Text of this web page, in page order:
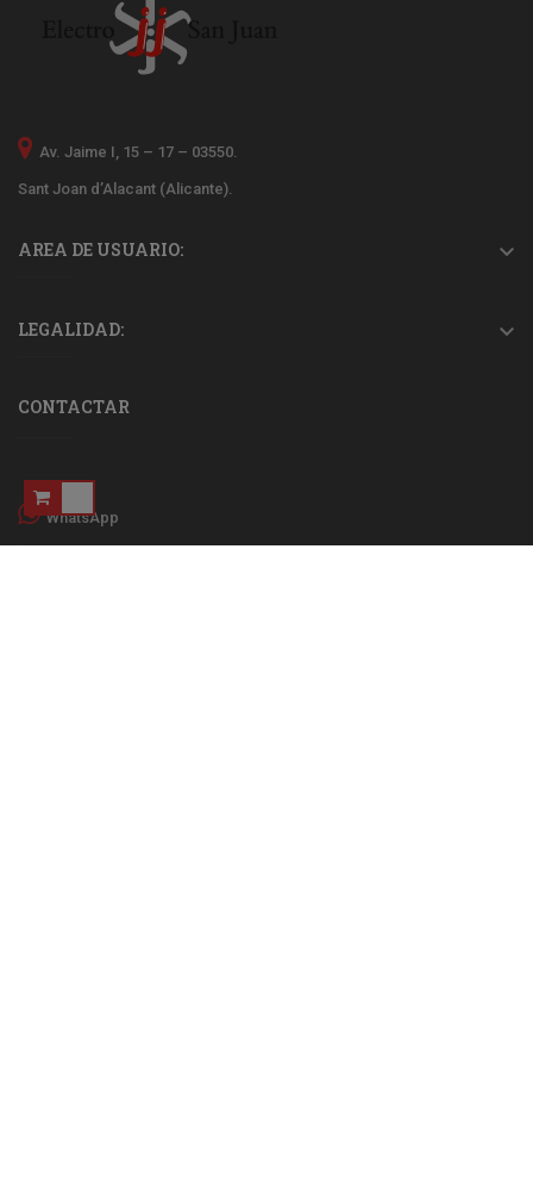
Av. Jaime I, 15 – 17 – 03550.
Sant Joan d’Alacant (Alicante).
AREA DE USUARIO: 
LEGALIDAD: 
CONTACTAR
WhatsApp